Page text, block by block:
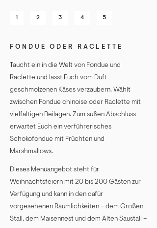
1 2 3 4 5
FONDUE ODER RACLETTE
Taucht ein in die Welt von Fondue und
Raclette und lasst Euch vom Duft
geschmolzenen Käses verzaubern. Wählt
zwischen Fondue chinoise oder Raclette mit
vielfältigen Beilagen. Zum süßen Abschluss
erwartet Euch ein verführerisches
Schokofondue mit Früchten und
Marshmallows.
Dieses Menüangebot steht für
Weihnachtsfeiern mit 20 bis 200 Gästen zur
Verfügung und kann in den dafür
vorgesehenen Räumlichkeiten – dem Großen
Stall, dem Maisennest und dem Alten Saustall –